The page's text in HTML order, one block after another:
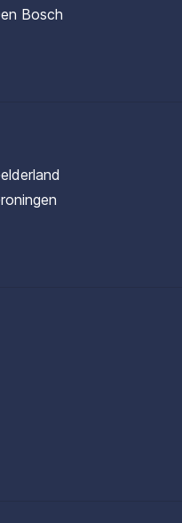
Bosch